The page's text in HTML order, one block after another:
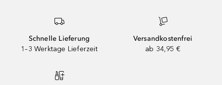
Schnelle Lieferung
1–3 Werktage Lieferzeit
Versandkostenfrei
ab 34,95 €